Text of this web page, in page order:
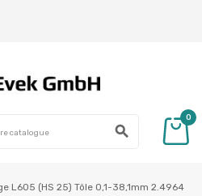
search
0
L605 (HS 25) Tôle 0,1-38,1mm 2.4964